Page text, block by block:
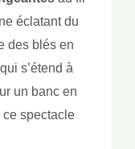
éclatant du
des blés en
s’étend à
un banc en
ce spectacle